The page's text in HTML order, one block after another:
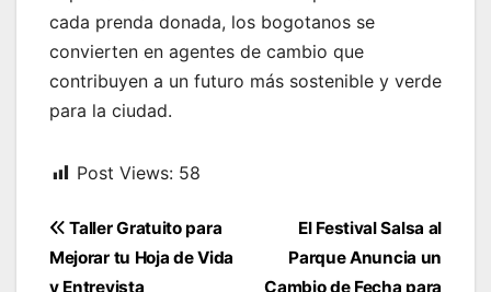
cada prenda donada, los bogotanos se
convierten en agentes de cambio que
contribuyen a un futuro más sostenible y verde
para la ciudad.
Post Views: 58
Navegación
de
El Festival Salsa al
Parque Anuncia un
Cambio de Fecha para
Taller Gratuito para
Mejorar tu Hoja de Vida
y Entrevista